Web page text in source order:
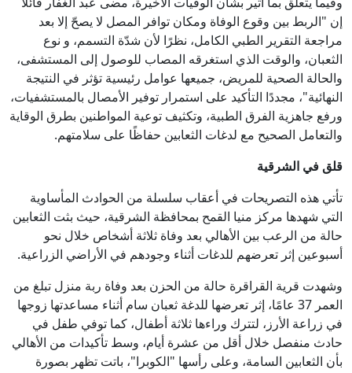
إن "الربط بين وقوع الوفاة ومكان توافر المصل لا يصحّ إلا بعد
مراجعة التقرير الطبي الكامل، نظرًا لأن شدّة التسمم، و نوع
الثعبان، والوقت الذي استغرقه المصاب للوصول إلى المستشفى،
والحالة الصحية للمريض، جميعها عوامل رئيسية تؤثر في النتيجة
النهائية"، مجددًا التأكيد على استمرار توفير الأمصال بالمستشفيات،
ورفع جاهزية الفرق الطبية، وتكثيف توعية المواطنين بطرق الوقاية
والتعامل الصحيح مع لدغات الثعابين حفاظًا على سلامتهم.
قلق في الشرقية
تأتي هذه التصريحات في أعقاب سلسلة من الحوادث المأساوية
التي شهدها مركز منيا القمح بمحافظة الشرقية، حيث بثت الثعابين
حالة من الرعب بين الأهالي بعد وفاة ثلاثة أشخاص خلال نحو
أسبوعين إثر تعرضهم للدغات أثناء وجودهم في الأراضي الزراعية.
وشهدت قرية القراقرة حالة من الحزن بعد وفاة ربة منزل تبلغ من
العمر 37 عامًا، إثر تعرضها للدغة ثعبان سام أثناء مساعدتها زوجها
في زراعة الأرز، لتترك وراءها ثلاثة أطفال، كما توفي طفل في
حادث منفصل خلال أقل من عشرة أيام، وسط تأكيدات من الأهالي
بأن الثعابين السامة، وعلى رأسها "الكوبرا"، باتت تظهر بصورة